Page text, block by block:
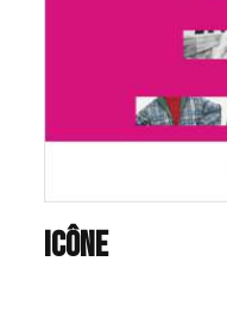
Icône